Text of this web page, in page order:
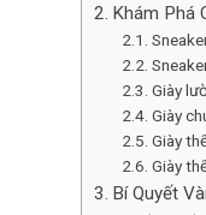
Khám Phá
Giày
Giày
Giày
Giày
Bí Quyết